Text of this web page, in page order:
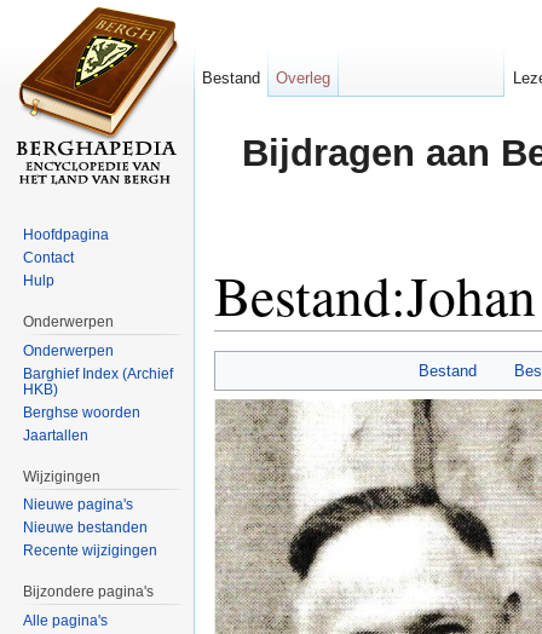
Bijdragen aan
Bestand
Bestand Overleg
Hoofdpagina
Contact
Hulp
Onderwerpen
Onderwerpen
Barghief Index (Archief
HKB)
Berghse woorden
Jaartallen
Wijzigingen
Nieuwe pagina's
Nieuwe bestanden
Recente wijzigingen
Bijzondere pagina's
Alle pagina's